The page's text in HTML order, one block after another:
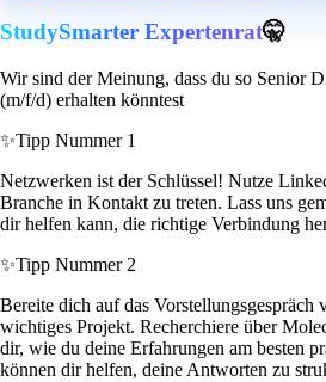
StudySmarter Expertenrat🤫
Wir sind der Meinung, dass du so Senior
(m/f/d) erhalten könntest
✨Tipp Nummer 1
Netzwerken ist der Schlüssel! Nutze
Branche in Kontakt zu treten. Lass uns
dir helfen kann, die richtige Verbindung
✨Tipp Nummer 2
Bereite dich auf das Vorstellungsgespräch
wichtiges Projekt. Recherchiere über
dir, wie du deine Erfahrungen am besten
können dir helfen, deine Antworten zu